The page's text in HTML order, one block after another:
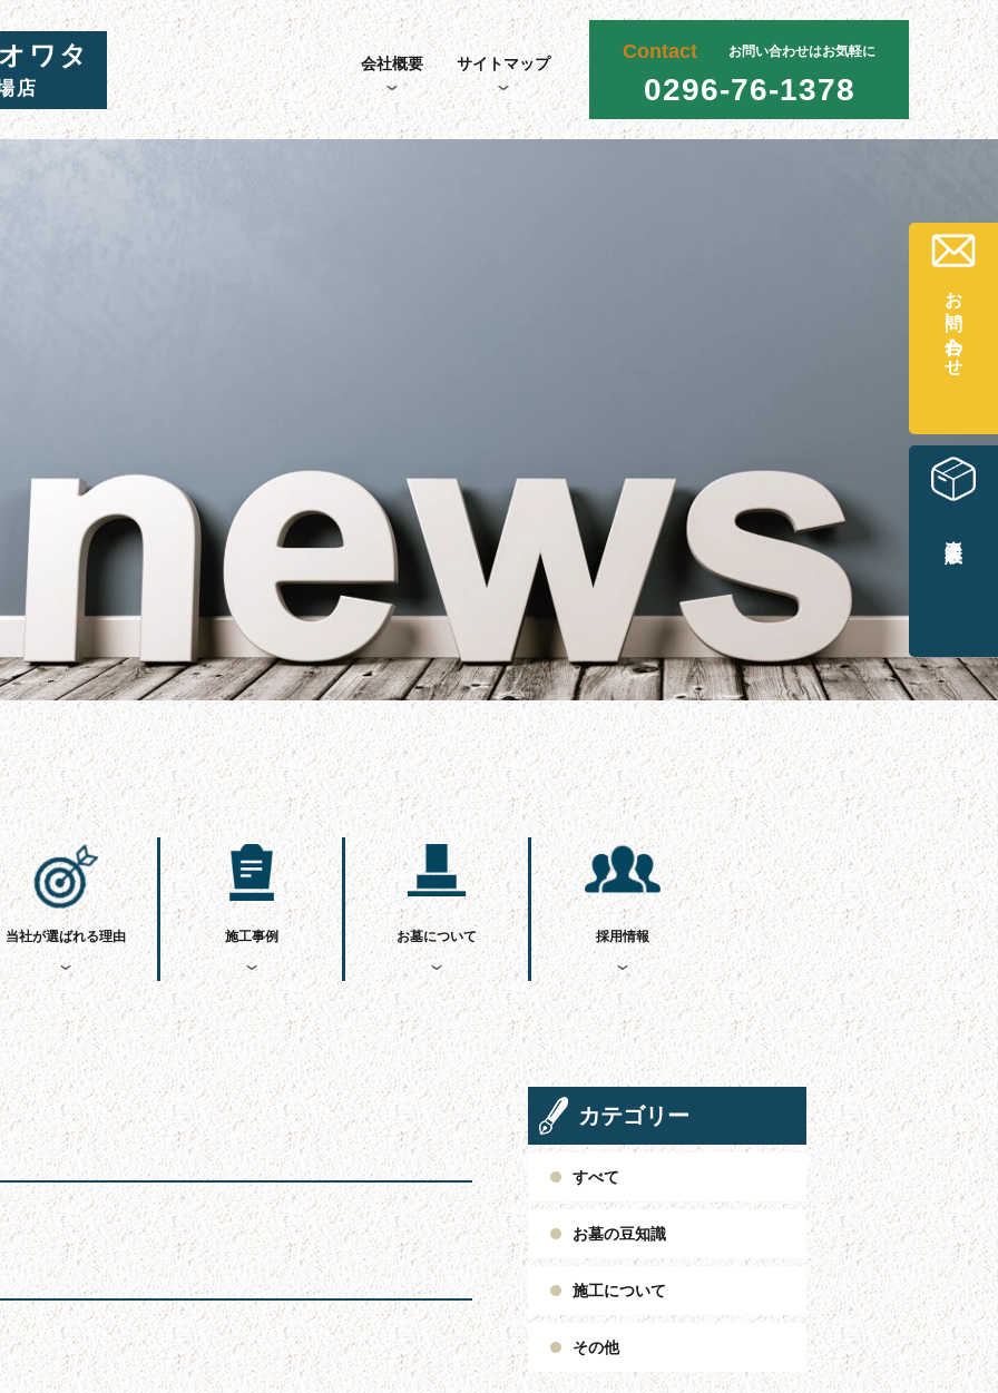
ワタ
店
会社概要 サイトマップ
Contact お問い合わせはお気軽に
0296-76-1378
お問い合わせ
当社が選ばれる理由 施工事例 お墓について 採用情報
カテゴリー
すべて
お墓の豆知識
施工について
その他